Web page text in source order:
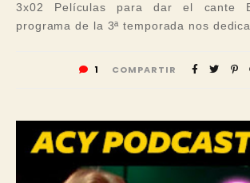
3x02 Películas para dar el cante
programa de la 3ª temporada nos
1 COMPARTIR